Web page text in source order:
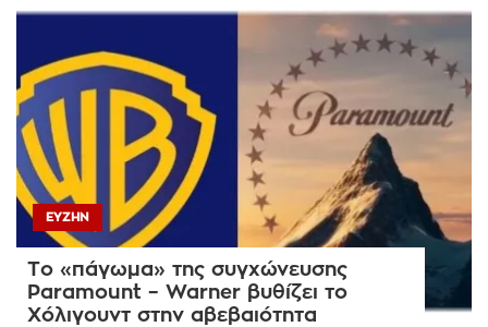
ΕΥΖΗΝ
Το «πάγωμα» της συγχώνευσης
Paramount – Warner βυθίζει το
Χόλιγουντ στην αβεβαιότητα